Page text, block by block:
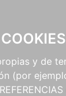
y de
(por